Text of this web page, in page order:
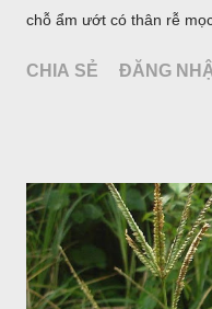
chỗ ẩm ướt có thân rễ
cách, hình tim, đầu lá, hơi
cá. Hoa nở về mùa hạ
CHIA SẺ ĐĂNG